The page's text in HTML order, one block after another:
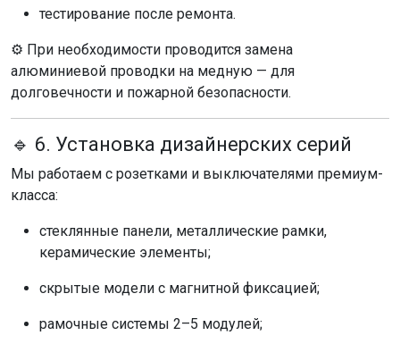
тестирование после ремонта.
⚙️ При необходимости проводится замена
алюминиевой проводки на медную — для
долговечности и пожарной безопасности.
🔹 6. Установка дизайнерских серий
Мы работаем с розетками и выключателями премиум-
класса:
стеклянные панели, металлические рамки,
керамические элементы;
скрытые модели с магнитной фиксацией;
рамочные системы 2–5 модулей;